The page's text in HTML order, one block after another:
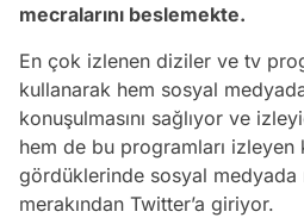
mecralarını beslemekte.
En çok izlenen diziler ve tv
kullanarak hem sosyal
konuşulmasını sağlıyor ve
hem de bu programları
gördüklerinde sosyal medyada
merakından Twitter’a giriyor.